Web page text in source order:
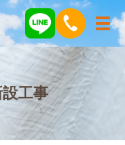
メ
工事